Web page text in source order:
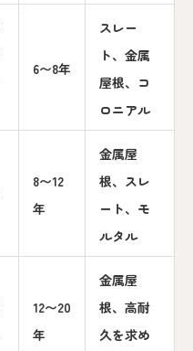
6〜8年
スレー
ト、金属
屋根、コ
ロニアル
8〜12
年
金属屋
根、スレ
ート、モ
ルタル
12〜20
年
金属屋
根、高耐
久を求め